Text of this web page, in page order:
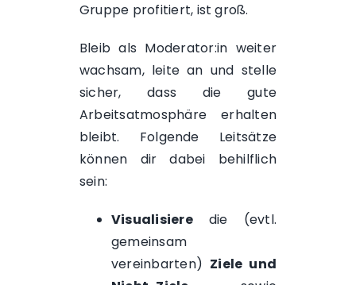
Gruppe profitiert, ist groß.
Bleib als Moderator:in weiter
wachsam, leite an und stelle
sicher, dass die gute
Arbeitsatmosphäre erhalten
bleibt. Folgende Leitsätze
können dir dabei behilflich
sein:
Visualisieredie (evtl.
gemeinsam
vereinbarten) Ziele und